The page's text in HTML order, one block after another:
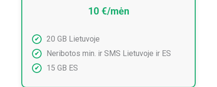
10 €/mėn
20 GB Lietuvoje
Neribotos min. ir SMS Lietuvoje ir ES
15 GB ES